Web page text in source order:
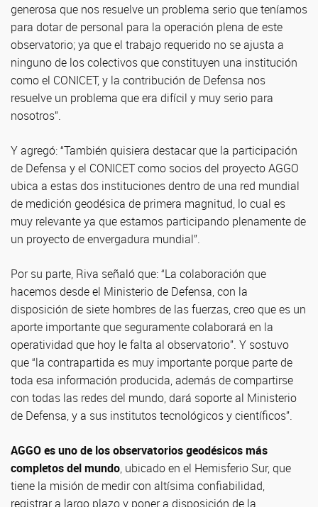
generosa que nos resuelve un problema serio que teníamos
para dotar de personal para la operación plena de este
observatorio; ya que el trabajo requerido no se ajusta a
ninguno de los colectivos que constituyen una institución
como el CONICET, y la contribución de Defensa nos
resuelve un problema que era difícil y muy serio para
nosotros”.
Y agregó: “También quisiera destacar que la participación
de Defensa y el CONICET como socios del proyecto AGGO
ubica a estas dos instituciones dentro de una red mundial
de medición geodésica de primera magnitud, lo cual es
muy relevante ya que estamos participando plenamente de
un proyecto de envergadura mundial”.
Por su parte, Riva señaló que: “La colaboración que
hacemos desde el Ministerio de Defensa, con la
disposición de siete hombres de las fuerzas, creo que es un
aporte importante que seguramente colaborará en la
operatividad que hoy le falta al observatorio”. Y sostuvo
que “la contrapartida es muy importante porque parte de
toda esa información producida, además de compartirse
con todas las redes del mundo, dará soporte al Ministerio
de Defensa, y a sus institutos tecnológicos y científicos”.
AGGO es uno de los observatorios geodésicos más
completos del mundo, ubicado en el Hemisferio Sur, que
tiene la misión de medir con altísima confiabilidad,
registrar a largo plazo y poner a disposición de la